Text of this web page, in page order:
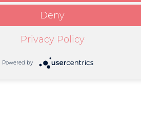
Dir!
Deny
Privacy Policy
Powered by